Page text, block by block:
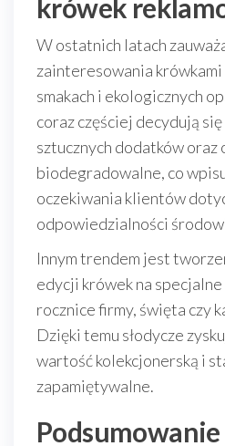
krówek
W ostatnich latach
zainteresowania
smakach i ekologicznych
coraz częściej decydują
sztucznych dodatków oraz
biodegradowalne, co
oczekiwania klientów
odpowiedzialności
Innym trendem jest
edycji krówek na
rocznice firmy, święta czy
Dzięki temu słodycze
wartość kolekcjonerską i
zapamiętywalne.
Podsumowanie